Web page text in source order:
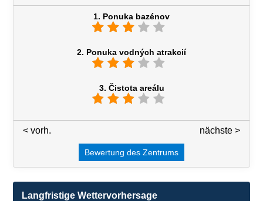
1. Ponuka bazénov
2. Ponuka vodných atrakcií
3. Čistota areálu
nächste >
< vorh.
Bewertung des Zentrums
Langfristige Wettervorhersage